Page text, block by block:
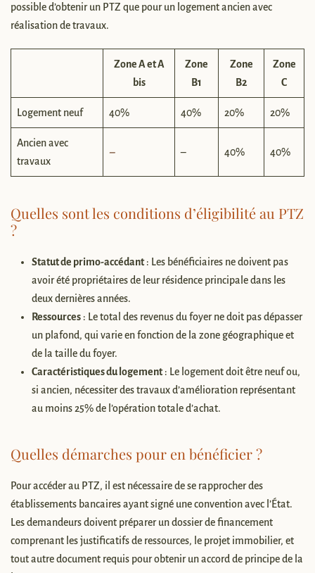
possible d’obtenir un PTZ que pour un logement ancien avec
réalisation de travaux.
Zone A et A
bis
Zone
B1
Zone
B2
Zone
C
Logement neuf 40% 40% 20% 20%
Ancien avec
travaux
– – 40% 40%
Quelles sont les conditions d’éligibilité au PTZ
?
Statut de primo-accédant: Les bénéficiaires ne doivent pas
avoir été propriétaires de leur résidence principale dans les
deux dernières années.
Ressources : Le total des revenus du foyer ne doit pas dépasser
un plafond, qui varie en fonction de la zone géographique et
de la taille du foyer.
Caractéristiques du logement: Le logement doit être neuf ou,
si ancien, nécessiter des travaux d’amélioration représentant
au moins 25% de l’opération totale d’achat.
Quelles démarches pour en bénéficier ?
Pour accéder au PTZ, il est nécessaire de se rapprocher des
établissements bancaires ayant signé une convention avec l’État.
Les demandeurs doivent préparer un dossier de financement
comprenant les justificatifs de ressources, le projet immobilier, et
tout autre document requis pour obtenir un accord de principe de la